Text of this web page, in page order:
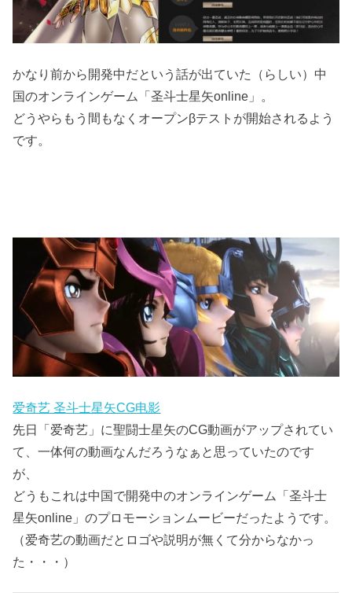
かなり前から開発中だという話が出ていた（らしい）中
国のオンラインゲーム「圣斗士星矢online」。
どうやらもう間もなくオープンβテストが開始されるよう
です。
爱奇艺 圣斗士星矢CG电影
先日「爱奇艺」に聖闘士星矢のCG動画がアップされてい
て、一体何の動画なんだろうなぁと思っていたのです
が、
どうもこれは中国で開発中のオンラインゲーム「圣斗士
星矢online」のプロモーションムービーだったようです。
（爱奇艺の動画だとロゴや説明が無くて分からなかっ
た・・・）